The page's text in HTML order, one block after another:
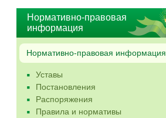
Нормативно-правовая
информация
Нормативно-правовая информация
Уставы
Постановления
Распоряжения
Правила и нормативы